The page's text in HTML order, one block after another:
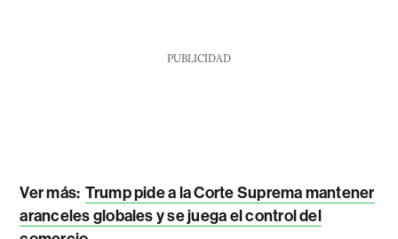
PUBLICIDAD
Ver más: Trump pide a la Corte Suprema mantener
aranceles globales y se juega el control del